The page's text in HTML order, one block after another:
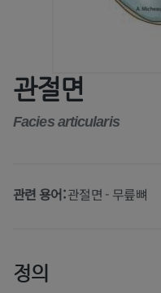
관절면
Facies articularis
관련 용어:관절면 - 무릎뼈
정의